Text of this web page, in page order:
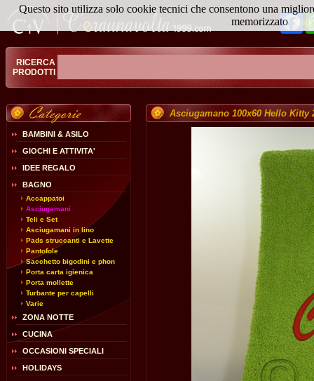
RICERCA
PRODOTTI
BAMBINI & ASILO
GIOCHI E ATTIVITA'
IDEE REGALO
BAGNO
Accappatoi
Asciugamani
Teli e Set
Asciugamani in lino
Pads struccanti e Lavette
Pantofole
Sacchetto bigodini e phon
Porta carta igienica
Porta mollette
Turbante per capelli
Varie
ZONA NOTTE
CUCINA
OCCASIONI SPECIALI
HOLIDAYS
Asciugamano 100x60 Hello Kitty
Questo sito utilizza solo cookie tecnici che consentono una
memorizzato